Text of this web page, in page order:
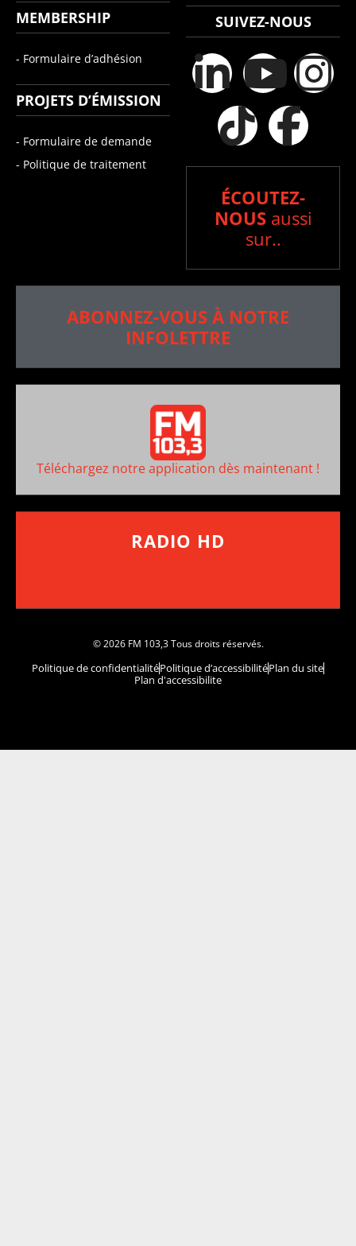
MEMBERSHIP
- Formulaire d’adhésion
PROJETS D’ÉMISSION
- Formulaire de demande
- Politique de traitement
SUIVEZ-NOUS
ÉCOUTEZ-
NOUS aussi
sur..
ABONNEZ-VOUS À NOTRE
INFOLETTRE
Téléchargez notre application dès maintenant !
RADIO HD
© 2026 FM 103,3 Tous droits réservés.
Politique de confidentialitéPolitique d’accessibilitéPlan du site
Plan d'accessibilite